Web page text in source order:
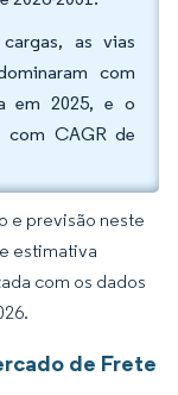
as vias
com
em 2025, e o
com CAGR de
e previsão neste
estimativa
com os dados
de Frete